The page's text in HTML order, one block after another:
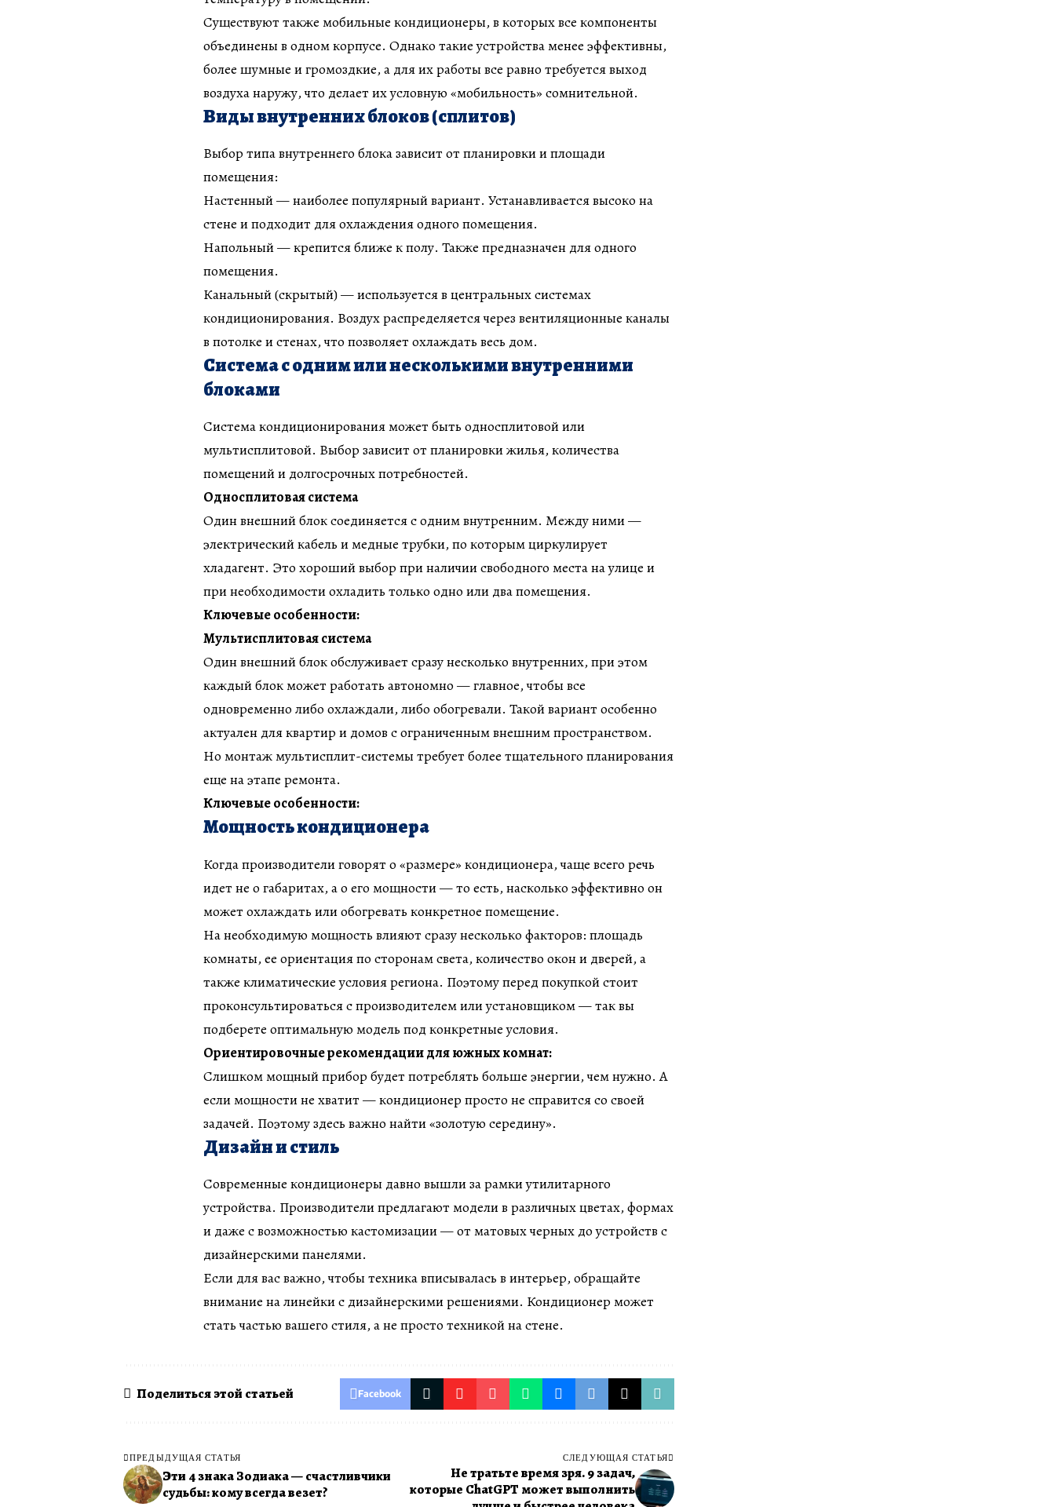
Существуют также мобильные кондиционеры, в которых все компоненты
объединены в одном корпусе. Однако такие устройства менее эффективны,
более шумные и громоздкие, а для их работы все равно требуется выход
воздуха наружу, что делает их условную «мобильность» сомнительной.
Виды внутренних блоков (сплитов)
Выбор типа внутреннего блока зависит от планировки и площади
помещения:
Настенный — наиболее популярный вариант. Устанавливается высоко на
стене и подходит для охлаждения одного помещения.
Напольный — крепится ближе к полу. Также предназначен для одного
помещения.
Канальный (скрытый) — используется в центральных системах
кондиционирования. Воздух распределяется через вентиляционные каналы
в потолке и стенах, что позволяет охлаждать весь дом.
Система с одним или несколькими внутренними
блоками
Система кондиционирования может быть односплитовой или
мультисплитовой. Выбор зависит от планировки жилья, количества
помещений и долгосрочных потребностей.
Односплитовая система
Один внешний блок соединяется с одним внутренним. Между ними —
электрический кабель и медные трубки, по которым циркулирует
хладагент. Это хороший выбор при наличии свободного места на улице и
при необходимости охладить только одно или два помещения.
Ключевые особенности:
Мультисплитовая система
Один внешний блок обслуживает сразу несколько внутренних, при этом
каждый блок может работать автономно — главное, чтобы все
одновременно либо охлаждали, либо обогревали. Такой вариант особенно
актуален для квартир и домов с ограниченным внешним пространством.
Но монтаж мультисплит-системы требует более тщательного планирования
еще на этапе ремонта.
Ключевые особенности:
Мощность кондиционера
Когда производители говорят о «размере» кондиционера, чаще всего речь
идет не о габаритах, а о его мощности — то есть, насколько эффективно он
может охлаждать или обогревать конкретное помещение.
На необходимую мощность влияют сразу несколько факторов: площадь
комнаты, ее ориентация по сторонам света, количество окон и дверей, а
также климатические условия региона. Поэтому перед покупкой стоит
проконсультироваться с производителем или установщиком — так вы
подберете оптимальную модель под конкретные условия.
Ориентировочные рекомендации для южных комнат:
Слишком мощный прибор будет потреблять больше энергии, чем нужно. А
если мощности не хватит — кондиционер просто не справится со своей
задачей. Поэтому здесь важно найти «золотую середину».
Дизайн и стиль
Современные кондиционеры давно вышли за рамки утилитарного
устройства. Производители предлагают модели в различных цветах, формах
и даже с возможностью кастомизации — от матовых черных до устройств с
дизайнерскими панелями.
Если для вас важно, чтобы техника вписывалась в интерьер, обращайте
внимание на линейки с дизайнерскими решениями. Кондиционер может
стать частью вашего стиля, а не просто техникой на стене.
Поделиться этой статьей Facebook
ПРЕДЫДУЩАЯ СТАТЬЯ
Эти 4 знака Зодиака — счастливчики
судьбы: кому всегда везет?
СЛЕДУЮЩАЯ СТАТЬЯ
Не тратьте время зря. 9 задач,
которые ChatGPT может выполнить